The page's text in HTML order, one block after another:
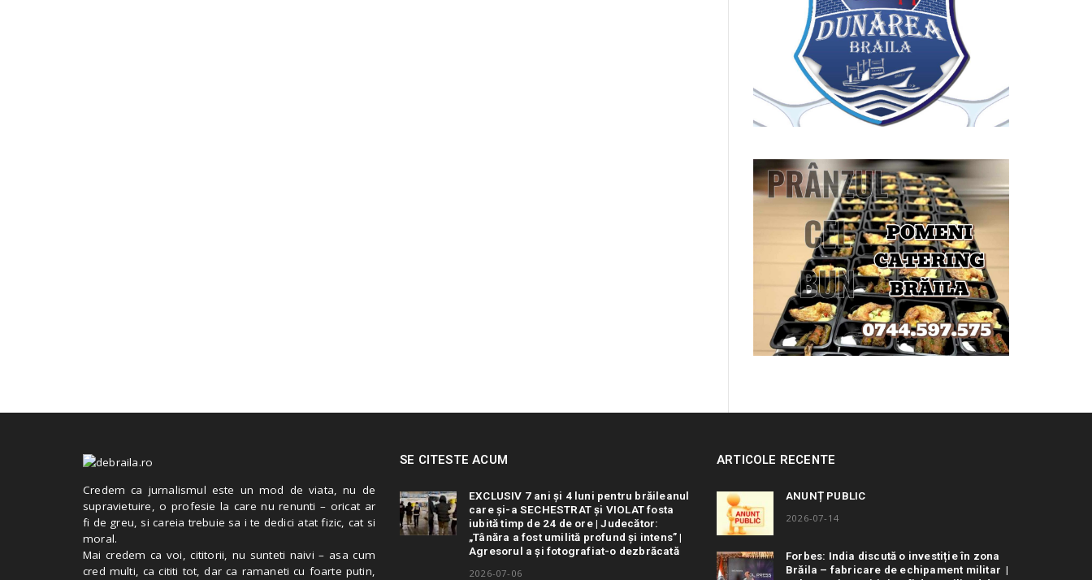
Credem ca jurnalismul este un mod de viata, nu de
supravietuire, o profesie la care nu renunti – oricat ar
fi de greu, si careia trebuie sa i te dedici atat fizic, cat si
moral.
Mai credem ca voi, cititorii, nu sunteti naivi – asa cum
cred multi, ca cititi tot, dar ca ramaneti cu foarte putin,
SE CITESTE ACUM
EXCLUSIV 7 ani și 4 luni pentru brăileanul
care și-a SECHESTRAT și VIOLAT fosta
iubită timp de 24 de ore | Judecător:
„Tânăra a fost umilită profund și intens” |
Agresorul a și fotografiat-o dezbrăcată
2026-07-06
ARTICOLE RECENTE
ANUNȚ PUBLIC
2026-07-14
Forbes: India discută o investiție în zona
Brăila – fabricare de echipament militar |